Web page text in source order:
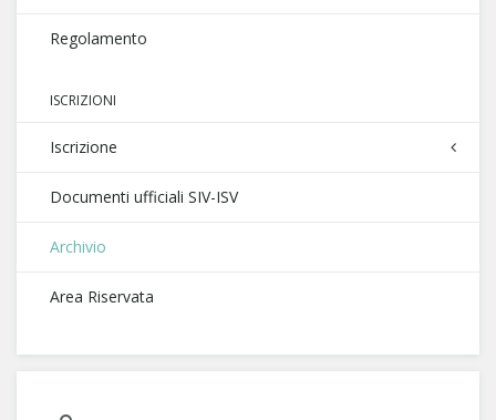
Regolamento
ISCRIZIONI
Iscrizione
Documenti ufficiali SIV-ISV
Archivio
Area Riservata